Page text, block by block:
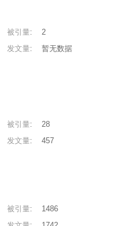
被引量:
2
发文量: 暂无数据
被引量:
28
发文量: 457
被引量:
1486